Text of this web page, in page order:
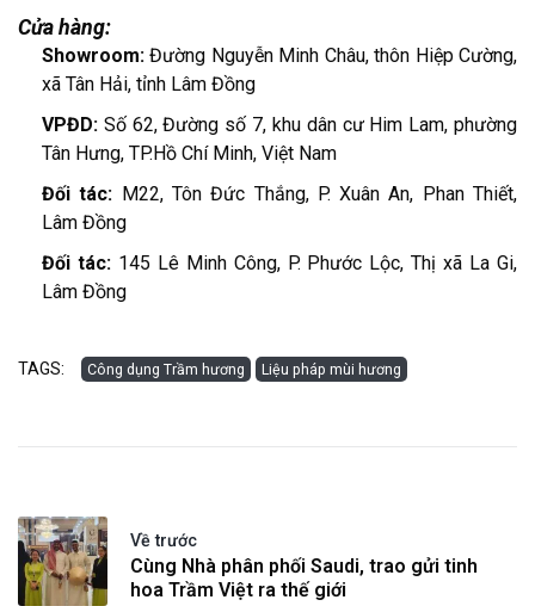
Cửa hàng:
Showroom:Đường Nguyễn Minh Châu, thôn Hiệp Cường,
xã Tân Hải, tỉnh Lâm Đồng
VPĐD: Số 62, Đường số 7, khu dân cư Him Lam, phường
Tân Hưng, TP.Hồ Chí Minh, Việt Nam
Đối tác: M22, Tôn Đức Thắng, P. Xuân An, Phan Thiết,
Lâm Đồng
Đối tác: 145 Lê Minh Công, P. Phước Lộc, Thị xã La Gi,
Lâm Đồng
TAGS: Công dụng Trầm hương Liệu pháp mùi hương
Về trước
Cùng Nhà phân phối Saudi, trao gửi tinh
hoa Trầm Việt ra thế giới